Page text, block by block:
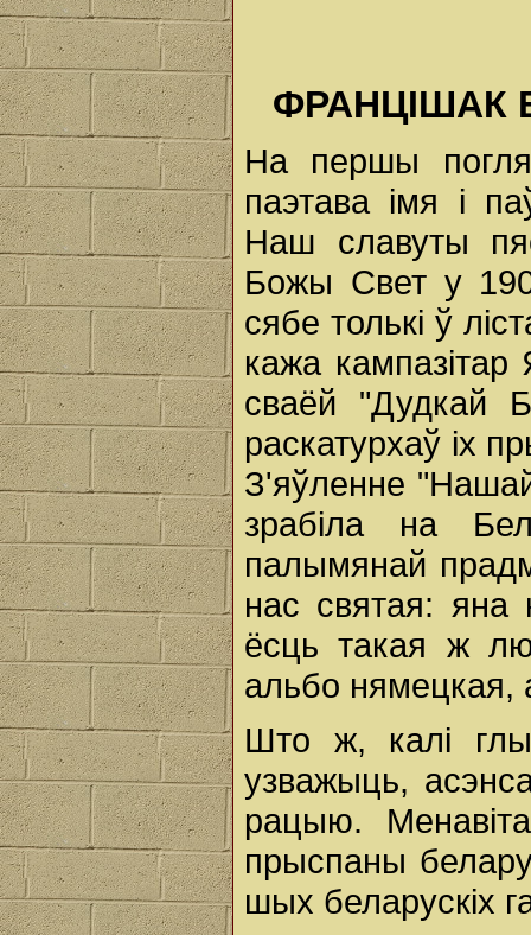
ФРАНЦІШАК
На першы
паэтава імя і
Наш славуты
Божы Свет у
сябе толькі ў
кажа
сваёй "Дудкай
раскатурхаў іх
З'яўленне "Нашай
зрабіла на
палымянай
нас святая:
ёсць такая ж
альбо нямецкая,
Што ж, калі
узважыць,
рацыю.
прыспаны
шых беларускіх